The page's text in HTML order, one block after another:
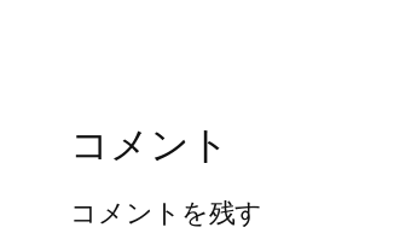
コメント
コメントを残す